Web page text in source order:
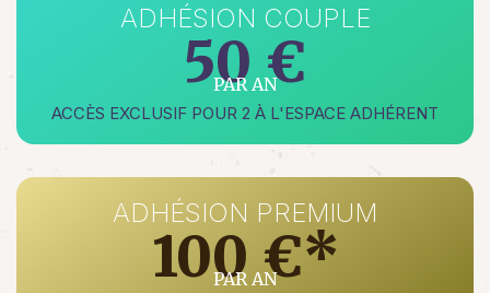
ADHÉSION COUPLE
50 €
PAR AN
ACCÈS EXCLUSIF POUR 2 À L'ESPACE ADHÉRENT
ADHÉSION PREMIUM
100 €*
PAR AN